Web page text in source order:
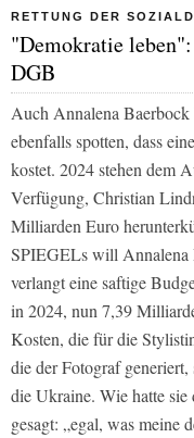
RETTUNG DER
"Demokratie
DGB
Auch Annalena
ebenfalls spotten, dass
kostet. 2024 stehen dem
Verfügung, Christian
Milliarden Euro
SPIEGELs will Annalena
verlangt eine saftige
in 2024, nun 7,39
Kosten, die für die
die der Fotograf
die Ukraine. Wie hatte
gesagt: „egal, was meine